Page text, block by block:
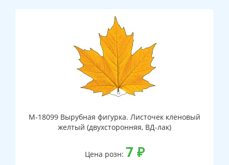
М-18099 Вырубная фигурка. Листочек кленовый
желтый (двухсторонняя, ВД-лак)
Цена розн: 7 ₽